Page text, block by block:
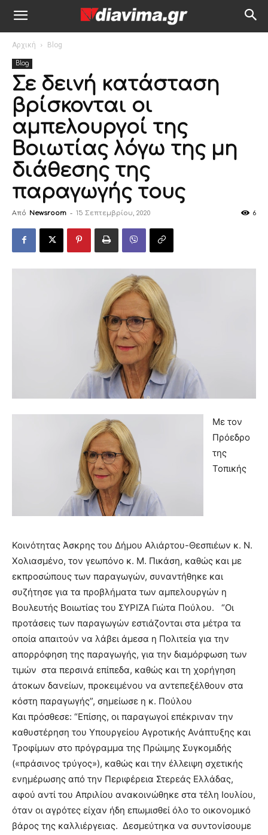
Αρχική Blog
Blog
Σε δεινή κατάσταση
βρίσκονται οι
αμπελουργοί της
Βοιωτίας λόγω της μη
διάθεσης της
παραγωγής τους
Από Newsroom - 15 Σεπτεμβρίου, 2020 6
Mε τον
Πρόεδρο
της
Τοπικής
Κοινότητας Άσκρης του Δήμου Αλιάρτου-Θεσπιέων κ. Ν.
Χολιασμένο, τον γεωπόνο κ. Μ. Πικάση, καθώς και με
εκπροσώπους των παραγωγών, συναντήθηκε και
συζήτησε για τα προβλήματα των αμπελουργών η
Βουλευτής Βοιωτίας του ΣΥΡΙΖΑ Γιώτα Πούλου. “Οι
προτάσεις των παραγωγών εστιάζονται στα μέτρα τα
οποία απαιτούν να λάβει άμεσα η Πολιτεία για την
απορρόφηση της παραγωγής, για την διαμόρφωση των
τιμών στα περσινά επίπεδα, καθώς και τη χορήγηση
άτοκων δανείων, προκειμένου να αντεπεξέλθουν στα
κόστη παραγωγής”, σημείωσε η κ. Πούλου
Και πρόσθεσε: “Επίσης, οι παραγωγοί επέκριναν την
καθυστέρηση του Υπουργείου Αγροτικής Ανάπτυξης και
Τροφίμων στο πρόγραμμα της Πρώιμης Συγκομιδής
(«πράσινος τρύγος»), καθώς και την έλλειψη σχετικής
ενημέρωσης από την Περιφέρεια Στερεάς Ελλάδας,
αφού αντί του Απριλίου ανακοινώθηκε στα τέλη Ιουλίου,
όταν οι αγρότες είχαν ήδη επωμισθεί όλο το οικονομικό
βάρος της καλλιέργειας. Δεσμεύτηκα να συντονίσουμε